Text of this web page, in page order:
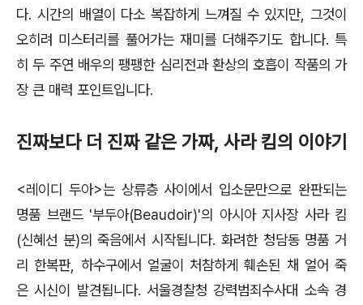
다. 시간의 배열이 다소 복잡하게 느껴질 수 있지만, 그것이
오히려 미스터리를 풀어가는 재미를 더해주기도 합니다. 특
히 두 주연 배우의 팽팽한 심리전과 환상의 호흡이 작품의 가
장 큰 매력 포인트입니다.
진짜보다 더 진짜 같은 가짜, 사라 킴의 이야기
<레이디 두아>는 상류층 사이에서 입소문만으로 완판되는
명품 브랜드 '부두아(Beaudoir)'의 아시아 지사장 사라 킴
(신혜선 분)의 죽음에서 시작됩니다. 화려한 청담동 명품 거
리 한복판, 하수구에서 얼굴이 처참하게 훼손된 채 얼어 죽
은 시신이 발견됩니다. 서울경찰청 강력범죄수사대 소속 경